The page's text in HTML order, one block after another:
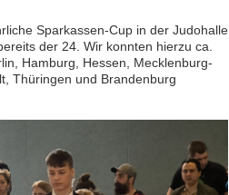
Sparkassen-Cup in der Judohalle
der 24. Wir konnten hierzu ca.
Hamburg, Hessen, Mecklenburg-
Thüringen und Brandenburg